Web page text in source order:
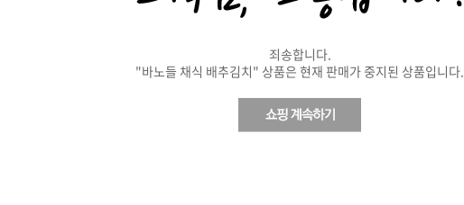
죄송합니다.
"바노들 채식 배추김치" 상품은 현재 판매가 중지된 상품입니다.